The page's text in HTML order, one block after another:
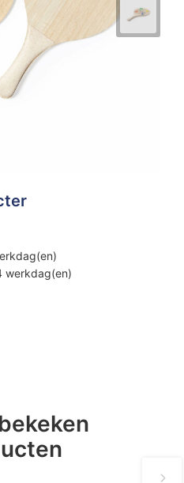
werkdag(en)